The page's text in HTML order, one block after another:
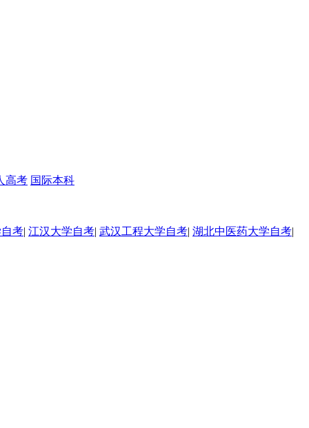
高考 国际本科
考| 江汉大学自考| 武汉工程大学自考| 湖北中医药大学自考|